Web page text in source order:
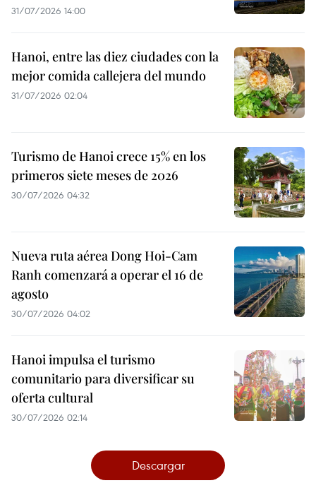
31/07/2026 14:00
Hanoi, entre las diez ciudades con la
mejor comida callejera del mundo
31/07/2026 02:04
Turismo de Hanoi crece 15% en los
primeros siete meses de 2026
30/07/2026 04:32
Nueva ruta aérea Dong Hoi-Cam
Ranh comenzará a operar el 16 de
agosto
30/07/2026 04:02
Hanoi impulsa el turismo
comunitario para diversificar su
oferta cultural
30/07/2026 02:14
Descargar